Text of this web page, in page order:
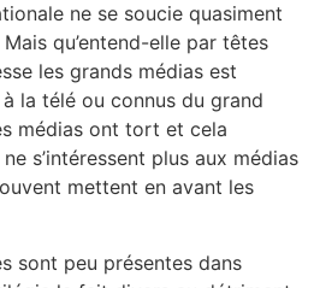
ne se soucie quasiment
qu’entend-elle par têtes
les grands médias est
la télé ou connus du grand
médias ont tort et cela
s’intéressent plus aux médias
mettent en avant les
sont peu présentes dans